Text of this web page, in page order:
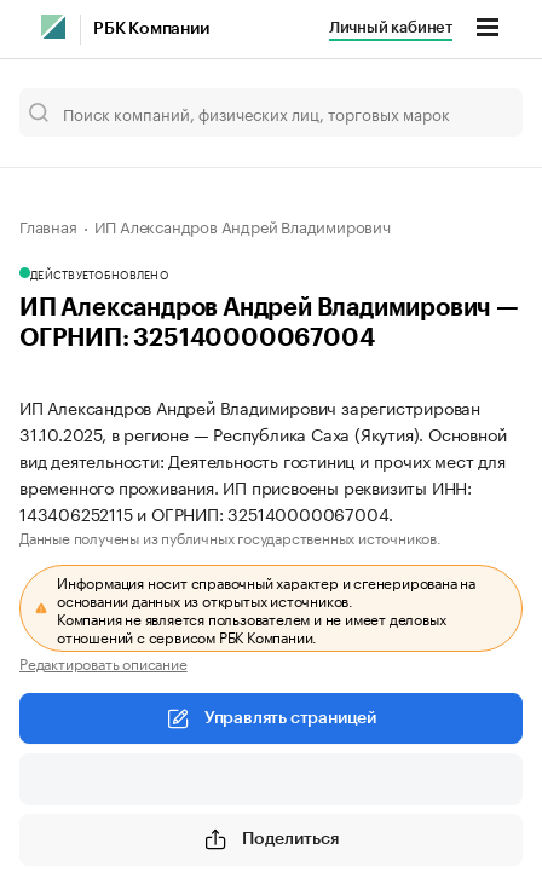
РБК Компании Личный кабинет
Главная ИП Александров Андрей Владимирович
ДЕЙСТВУЕТОБНОВЛЕНО
ИП Александров Андрей Владимирович —
ОГРНИП: 325140000067004
ИП Александров Андрей Владимирович зарегистрирован
31.10.2025, в регионе — Республика Саха (Якутия). Основной
вид деятельности: Деятельность гостиниц и прочих мест для
временного проживания. ИП присвоены реквизиты ИНН:
143406252115 и ОГРНИП: 325140000067004.
Данные получены из публичных государственных источников.
Информация носит справочный характер и сгенерирована на
основании данных из открытых источников.
Компания не является пользователем и не имеет деловых
отношений с сервисом РБК Компании.
Редактировать описание
Управлять страницей
Поделиться